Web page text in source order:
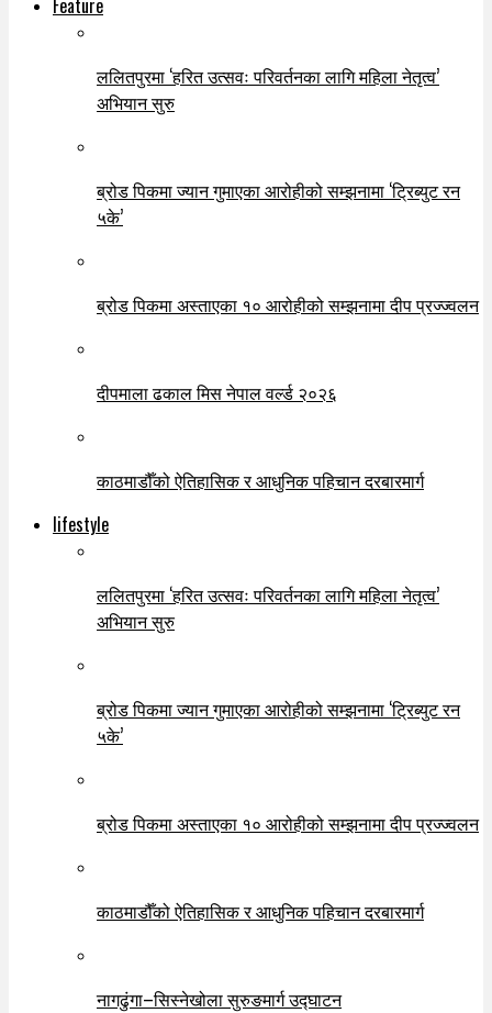
Feature
ललितपुरमा ‘हरित उत्सवः परिवर्तनका लागि महिला नेतृत्व’
अभियान सुरु
ब्रोड पिकमा ज्यान गुमाएका आरोहीको सम्झनामा ‘ट्रिब्युट रन
५के’
ब्रोड पिकमा अस्ताएका १० आरोहीको सम्झनामा दीप प्रज्ज्वलन
दीपमाला ढकाल मिस नेपाल वर्ल्ड २०२६
काठमाडौँको ऐतिहासिक र आधुनिक पहिचान दरबारमार्ग
lifestyle
ललितपुरमा ‘हरित उत्सवः परिवर्तनका लागि महिला नेतृत्व’
अभियान सुरु
ब्रोड पिकमा ज्यान गुमाएका आरोहीको सम्झनामा ‘ट्रिब्युट रन
५के’
ब्रोड पिकमा अस्ताएका १० आरोहीको सम्झनामा दीप प्रज्ज्वलन
काठमाडौँको ऐतिहासिक र आधुनिक पहिचान दरबारमार्ग
नागढुंगा–सिस्नेखोला सुरुङमार्ग उद्घाटन